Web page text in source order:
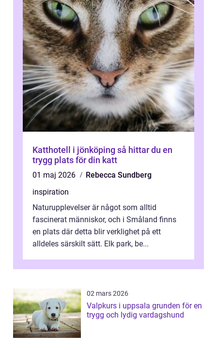
Katthotell i jönköping så hittar du en
trygg plats för din katt
01 maj 2026
Rebecca Sundberg
inspiration
Naturupplevelser är något som alltid
fascinerat människor, och i Småland finns
en plats där detta blir verklighet på ett
alldeles särskilt sätt. Elk park, be...
02 mars 2026
Valpkurs i uppsala grunden för en
trygg och lydig vardagshund